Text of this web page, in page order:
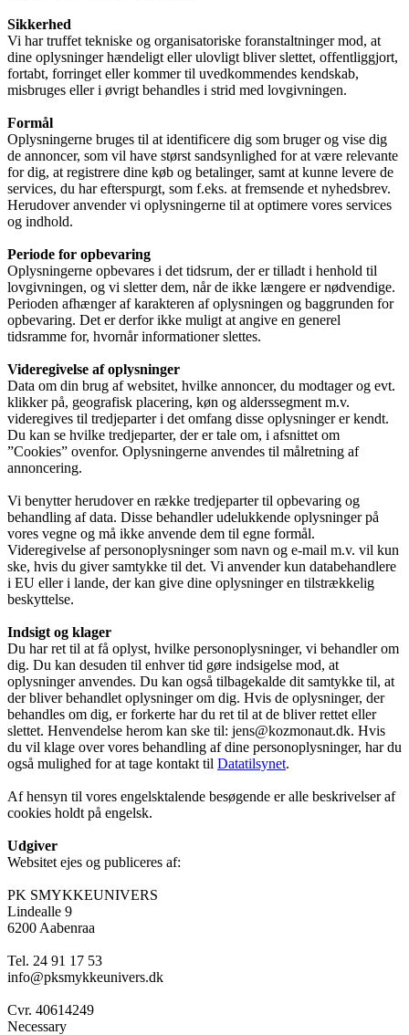
Sikkerhed
Vi har truffet tekniske og organisatoriske foranstaltninger mod, at
dine oplysninger hændeligt eller ulovligt bliver slettet, offentliggjort,
fortabt, forringet eller kommer til uvedkommendes kendskab,
misbruges eller i øvrigt behandles i strid med lovgivningen.
Formål
Oplysningerne bruges til at identificere dig som bruger og vise dig
de annoncer, som vil have størst sandsynlighed for at være relevante
for dig, at registrere dine køb og betalinger, samt at kunne levere de
services, du har efterspurgt, som f.eks. at fremsende et nyhedsbrev.
Herudover anvender vi oplysningerne til at optimere vores services
og indhold.
Periode for opbevaring
Oplysningerne opbevares i det tidsrum, der er tilladt i henhold til
lovgivningen, og vi sletter dem, når de ikke længere er nødvendige.
Perioden afhænger af karakteren af oplysningen og baggrunden for
opbevaring. Det er derfor ikke muligt at angive en generel
tidsramme for, hvornår informationer slettes.
Videregivelse af oplysninger
Data om din brug af websitet, hvilke annoncer, du modtager og evt.
klikker på, geografisk placering, køn og alderssegment m.v.
videregives til tredjeparter i det omfang disse oplysninger er kendt.
Du kan se hvilke tredjeparter, der er tale om, i afsnittet om
”Cookies” ovenfor. Oplysningerne anvendes til målretning af
annoncering.
Vi benytter herudover en række tredjeparter til opbevaring og
behandling af data. Disse behandler udelukkende oplysninger på
vores vegne og må ikke anvende dem til egne formål.
Videregivelse af personoplysninger som navn og e-mail m.v. vil kun
ske, hvis du giver samtykke til det. Vi anvender kun databehandlere
i EU eller i lande, der kan give dine oplysninger en tilstrækkelig
beskyttelse.
Indsigt og klager
Du har ret til at få oplyst, hvilke personoplysninger, vi behandler om
dig. Du kan desuden til enhver tid gøre indsigelse mod, at
oplysninger anvendes. Du kan også tilbagekalde dit samtykke til, at
der bliver behandlet oplysninger om dig. Hvis de oplysninger, der
behandles om dig, er forkerte har du ret til at de bliver rettet eller
slettet. Henvendelse herom kan ske til: jens@kozmonaut.dk. Hvis
du vil klage over vores behandling af dine personoplysninger, har du
også mulighed for at tage kontakt til Datatilsynet.
Af hensyn til vores engelsktalende besøgende er alle beskrivelser af
cookies holdt på engelsk.
Udgiver
Websitet ejes og publiceres af:
PK SMYKKEUNIVERS
Lindealle 9
6200 Aabenraa
Tel. 24 91 17 53
info@pksmykkeunivers.dk
Cvr. 40614249
Necessary